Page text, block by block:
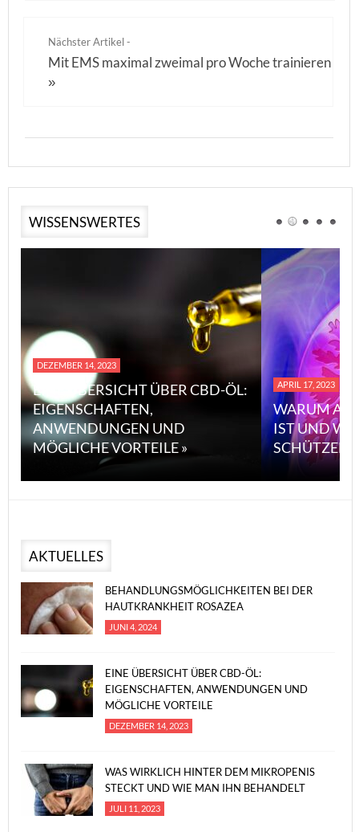
Nächster Artikel -
Mit EMS maximal zweimal pro Woche trainieren
»
WISSENSWERTES
DEZEMBER 14, 2023
EINE ÜBERSICHT ÜBER CBD-ÖL:
EIGENSCHAFTEN,
ANWENDUNGEN UND
MÖGLICHE VORTEILE »
APRIL 17, 2023
WARUM
IST UND
SCHÜTZEN
AKTUELLES
BEHANDLUNGSMÖGLICHKEITEN BEI DER
HAUTKRANKHEIT ROSAZEA
JUNI 4, 2024
EINE ÜBERSICHT ÜBER CBD-ÖL:
EIGENSCHAFTEN, ANWENDUNGEN UND
MÖGLICHE VORTEILE
DEZEMBER 14, 2023
WAS WIRKLICH HINTER DEM MIKROPENIS
STECKT UND WIE MAN IHN BEHANDELT
JULI 11, 2023